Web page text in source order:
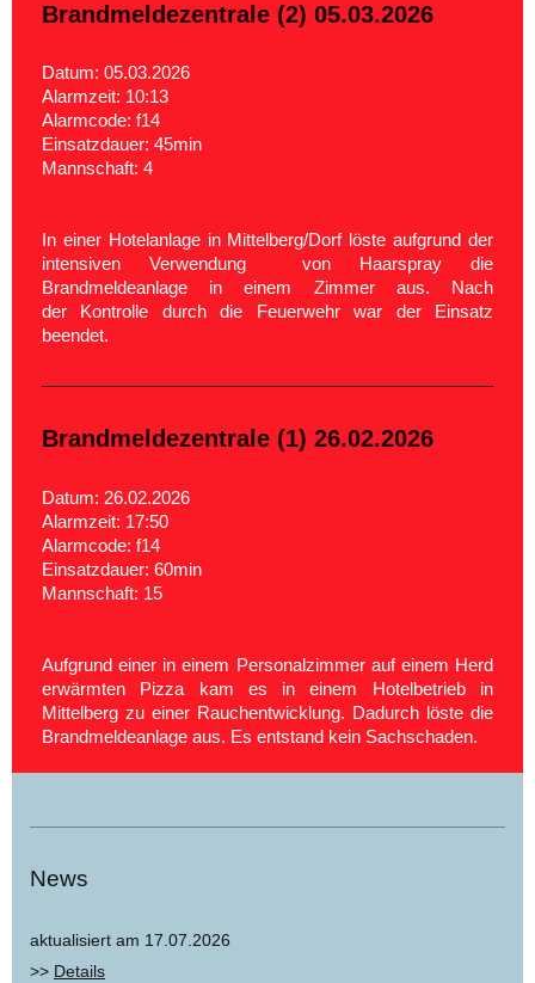
Brandmeldezentrale (2) 05.03.2026
Datum: 05.03.2026
Alarmzeit: 10:13
Alarmcode: f14
Einsatzdauer: 45min
Mannschaft: 4
In einer Hotelanlage in Mittelberg/Dorf löste aufgrund der
intensiven Verwendung von Haarspray die
Brandmeldeanlage in einem Zimmer aus.
Nach
der Kontrolle durch die Feuerwehr war der Einsatz
beendet.
Brandmeldezentrale (1) 26.02.2026
Datum: 26.02.2026
Alarmzeit: 17:50
Alarmcode: f14
Einsatzdauer: 60min
Mannschaft: 15
Aufgrund einer in einem Personalzimmer auf einem Herd
erwärmten Pizza kam es in einem Hotelbetrieb in
Mittelberg zu einer Rauchentwicklung. Dadurch löste die
Brandmeldeanlage aus. Es entstand kein Sachschaden.
News
aktualisiert am 17.07.2026
>> Details